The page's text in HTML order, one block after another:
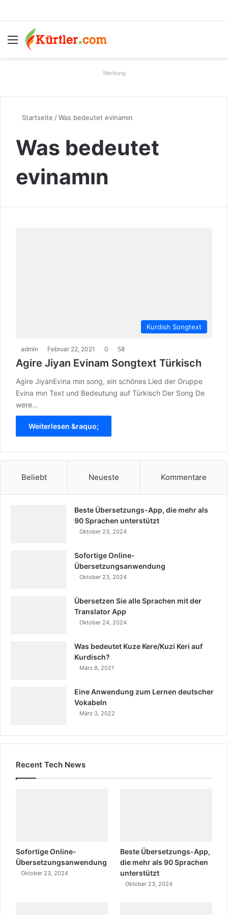
Menü
Werbung
Startseite /Was bedeutet evinamın
Was bedeutet
evinamın
Kurdish Songtext
admin Februar 22, 2021 0 58
Agire Jiyan Evinam Songtext Türkisch
Agire JiyanEvina mın song, ein schönes Lied der Gruppe
Evina mın Text und Bedeutung auf Türkisch Der Song De
were…
Weiterlesen &raquo;
Beliebt Neueste Kommentare
Beste Übersetzungs-App, die mehr als
90 Sprachen unterstützt
Oktober 23, 2024
Sofortige Online-
Übersetzungsanwendung
Oktober 23, 2024
Übersetzen Sie alle Sprachen mit der
Translator App
Oktober 24, 2024
Was bedeutet Kuze Kere/Kuzi Keri auf
Kurdisch?
März 8, 2021
Eine Anwendung zum Lernen deutscher
Vokabeln
März 3, 2022
Recent Tech News
Sofortige Online-
Übersetzungsanwendung
Oktober 23, 2024
Beste Übersetzungs-App,
die mehr als 90 Sprachen
unterstützt
Oktober 23, 2024